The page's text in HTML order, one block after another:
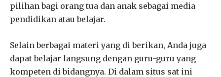
pilihan bagi orang tua dan anak sebagai media
pendidikan atau belajar.
Selain berbagai materi yang di berikan, Anda juga
dapat belajar langsung dengan guru-guru yang
kompeten di bidangnya. Di dalam situs sat ini